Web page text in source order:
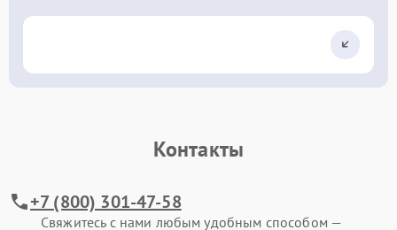
Контакты
+7 (800) 301-47-58
Свяжитесь с нами любым удобным способом —